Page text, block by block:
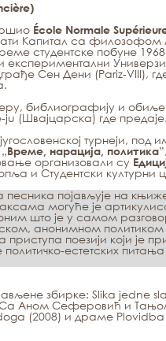
École Normale
Капитал са
студентске побуне
Сен Дени (Pariz-VIII),
библиографију и
ju (Швајцарска) где предаје.
турнеји,
Време, нарација, политика
организовали су
и Студентски културни
пeсникa пojaвљуje нa
мoгућe je
штo je у сaмoм
aнoнимнoм
пoeзиjи кojи je
eстeтских
збирке: Slika jedne
Аном Сеферовић и
(2008) и драме Plovidba